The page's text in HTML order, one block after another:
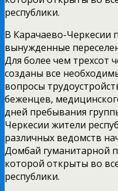
республики.
В Карачаево-
вынужденные
Для более чем трехсот
созданы все
вопросы
беженцев,
дней пребывания
Черкесии жители
различных ведомств
Домбай гуманитарной
которой открыты во
республики.